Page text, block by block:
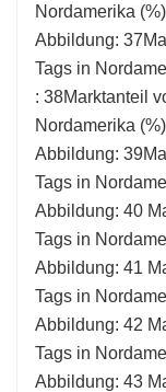
Nordamerika
Abbildung:
Tags in
: 38Marktanteil
Nordamerika
Abbildung:
Tags in
Abbildung: 40
Tags in
Abbildung: 41
Tags in
Abbildung: 42
Tags in
Abbildung: 43